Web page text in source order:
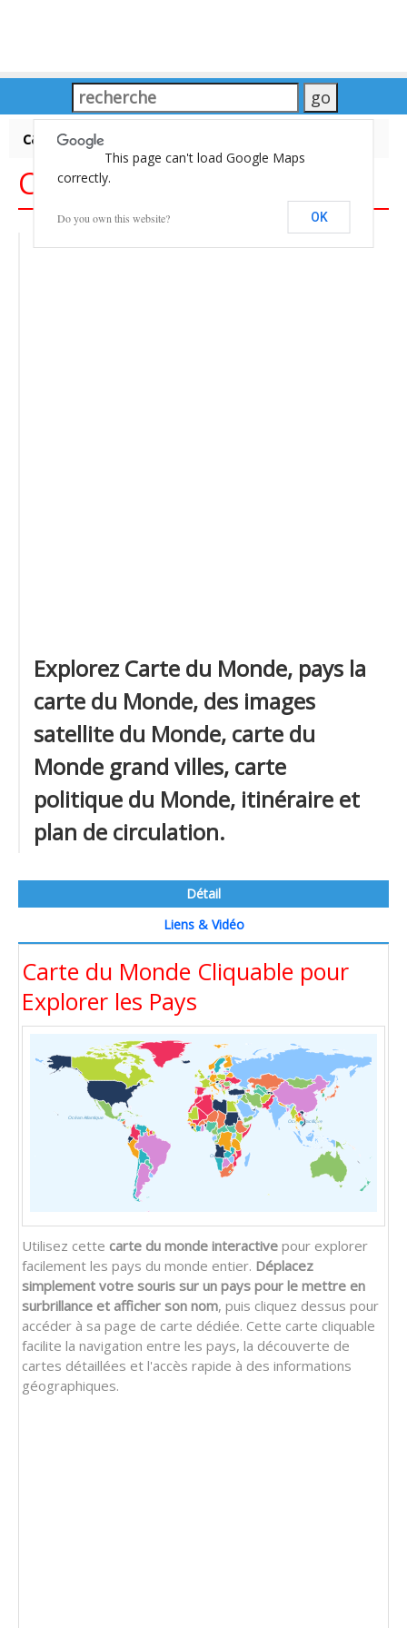
carte du Monde
Carte du Monde
Explorez Carte du Monde, pays la
carte du Monde, des images
satellite du Monde, carte du
Monde grand villes, carte
politique du Monde, itinéraire et
plan de circulation.
Détail
Liens & Vidéo
Carte du Monde Cliquable pour
Explorer les Pays
Océan Atlantique
Océan Pacifique
Océan Indien
Utilisez cette carte du monde interactive pour explorer
facilement les pays du monde entier. Déplacez
simplement votre souris sur un pays pour le mettre en
surbrillance et afficher son nom, puis cliquez dessus pour
accéder à sa page de carte dédiée. Cette carte cliquable
facilite la navigation entre les pays, la découverte de
cartes détaillées et l'accès rapide à des informations
géographiques.
This page can't load Google Maps
correctly.
Do you own this website? OK